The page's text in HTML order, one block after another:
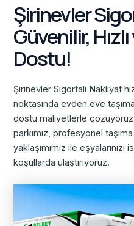
Şirinevler
Güvenilir,
Dostu!
Şirinevler Sigortalı Nakliyat
noktasında evden eve
dostu maliyetlerle
parkımız, profesyonel
yaklaşımımız ile
koşullarda ulaştırıyoruz.